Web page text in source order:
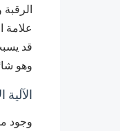
علامة
قد
وهو
وجود